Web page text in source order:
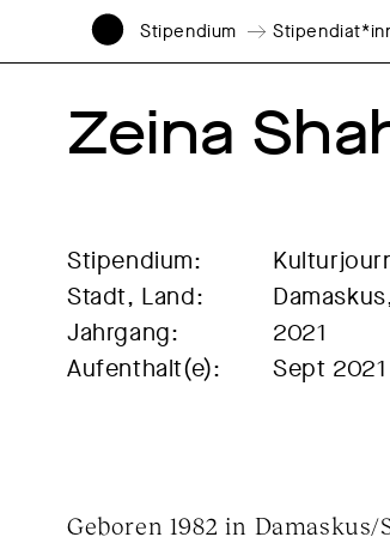
Stipendium
Zeina
Stipendium:
Stadt, Land:
Jahrgang:
2021
Aufenthalt(e):
Sept
Geboren 1982 in Damaskus/